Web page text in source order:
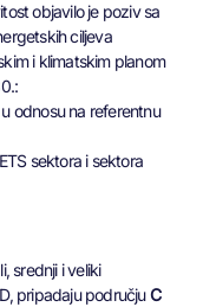
objavilo je poziv sa
ciljeva
i klimatskim planom
odnosu na referentnu
sektora i sektora
srednji i veliki
pripadaju područjuC